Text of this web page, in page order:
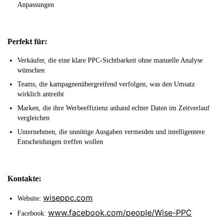
Anpassungen
Perfekt für:
Verkäufer, die eine klare PPC-Sichtbarkeit ohne manuelle Analyse
wünschen
Teams, die kampagnenübergreifend verfolgen, was den Umsatz
wirklich antreibt
Marken, die ihre Werbeeffizienz anhand echter Daten im Zeitverlauf
vergleichen
Unternehmen, die unnötige Ausgaben vermeiden und intelligentere
Entscheidungen treffen wollen
Kontakte:
Website: wiseppc.com
Facebook: www.facebook.com/people/Wise-PPC